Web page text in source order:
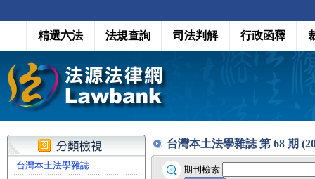
精選六法 法規查詢 司法判解 行政函釋
台灣本土法學雜誌
台灣本土法學雜誌 第 68 期
期刊檢索